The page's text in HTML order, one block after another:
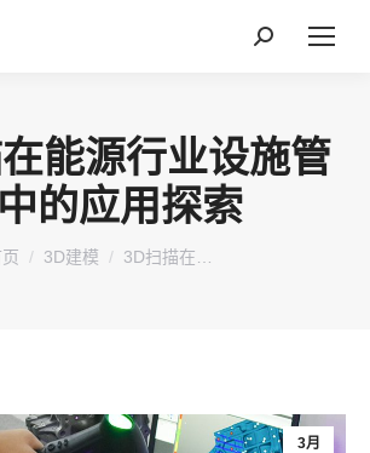
搜
能源行业设施管
的应用探索
在这里：
3D建模 3D扫描在…
3月